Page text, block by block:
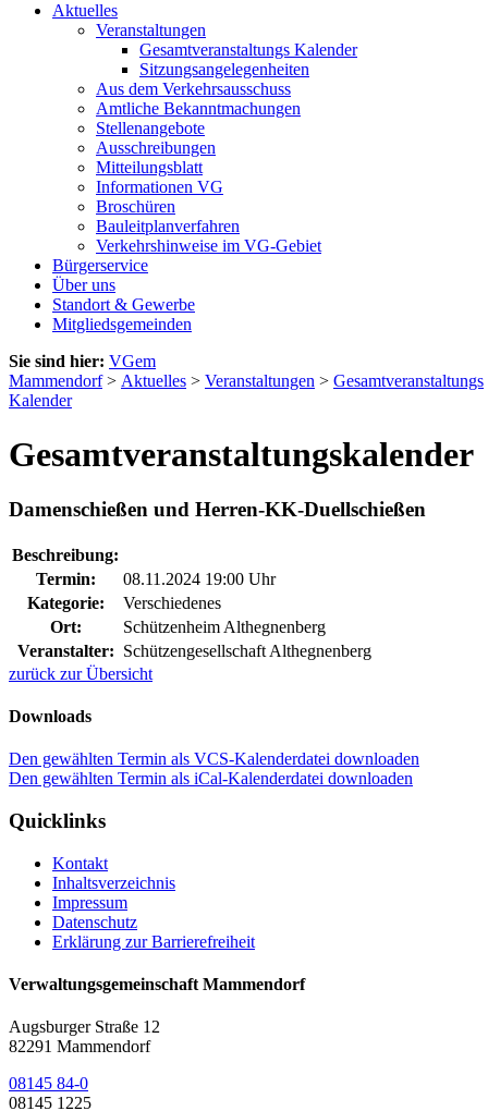
Aktuelles
Veranstaltungen
Gesamtveranstaltungs Kalender
Sitzungsangelegenheiten
Aus dem Verkehrsausschuss
Amtliche Bekanntmachungen
Stellenangebote
Ausschreibungen
Mitteilungsblatt
Informationen VG
Broschüren
Bauleitplanverfahren
Verkehrshinweise im VG-Gebiet
Bürgerservice
Über uns
Standort & Gewerbe
Mitgliedsgemeinden
Sie sind hier: VGem
Mammendorf> Aktuelles > Veranstaltungen > Gesamtveranstaltungs
Kalender
Gesamtveranstaltungskalender
Damenschießen und Herren-KK-Duellschießen
Beschreibung:
Termin:
08.11.2024 19:00 Uhr
Kategorie:
Verschiedenes
Ort:
Schützenheim Althegnenberg
Veranstalter: Schützengesellschaft Althegnenberg
zurück zur Übersicht
Downloads
Den gewählten Termin als VCS-Kalenderdatei downloaden
Den gewählten Termin als iCal-Kalenderdatei downloaden
Quicklinks
Kontakt
Inhaltsverzeichnis
Impressum
Datenschutz
Erklärung zur Barrierefreiheit
Verwaltungsgemeinschaft Mammendorf
Augsburger Straße 12
82291 Mammendorf
08145 84-0
08145 1225